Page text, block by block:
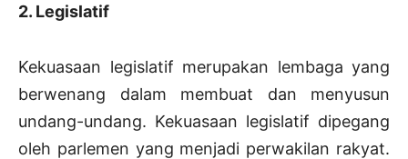
2. Legislatif
Kekuasaan legislatif merupakan lembaga yang
berwenang dalam membuat dan menyusun
undang-undang. Kekuasaan legislatif dipegang
oleh parlemen yang menjadi perwakilan rakyat.